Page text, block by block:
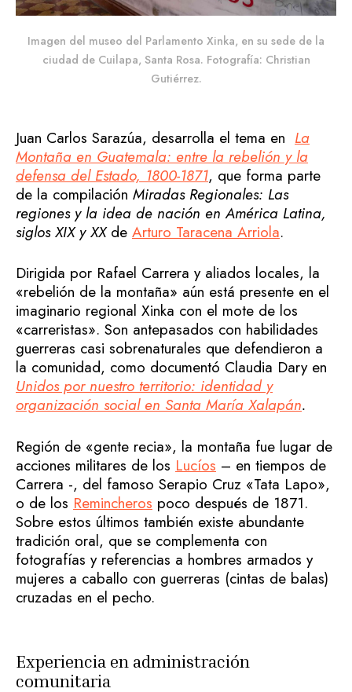
Imagen del museo del Parlamento Xinka, en su sede de la
ciudad de Cuilapa, Santa Rosa. Fotografía: Christian
Gutiérrez.
Juan Carlos Sarazúa, desarrolla el tema en La
Montaña en Guatemala: entre la rebelión y la
defensa del Estado, 1800-1871, que forma parte
de la compilación Miradas Regionales: Las
regiones y la idea de nación en América Latina,
siglos XIX y XXde Arturo Taracena Arriola.
Dirigida por Rafael Carrera y aliados locales, la
«rebelión de la montaña» aún está presente en el
imaginario regional Xinka con el mote de los
«carreristas». Son antepasados con habilidades
guerreras casi sobrenaturales que defendieron a
la comunidad, como documentó Claudia Dary en
Unidos por nuestro territorio: identidad y
organización social en Santa María Xalapán.
Región de «gente recia», la montaña fue lugar de
acciones militares de los Lucíos – en tiempos de
Carrera -, del famoso Serapio Cruz «Tata Lapo»,
o de los Remincheros poco después de 1871.
Sobre estos últimos también existe abundante
tradición oral, que se complementa con
fotografías y referencias a hombres armados y
mujeres a caballo con guerreras (cintas de balas)
cruzadas en el pecho.
Experiencia en administración
comunitaria